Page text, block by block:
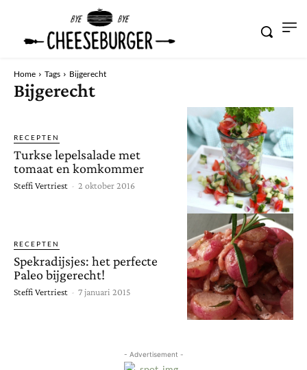
Home Tags Bijgerecht
Bijgerecht
RECEPTEN
Turkse lepelsalade met
tomaat en komkommer
Steffi Vertriest - 2 oktober 2016
RECEPTEN
Spekradijsjes: het perfecte
Paleo bijgerecht!
Steffi Vertriest - 7 januari 2015
- Advertisement -